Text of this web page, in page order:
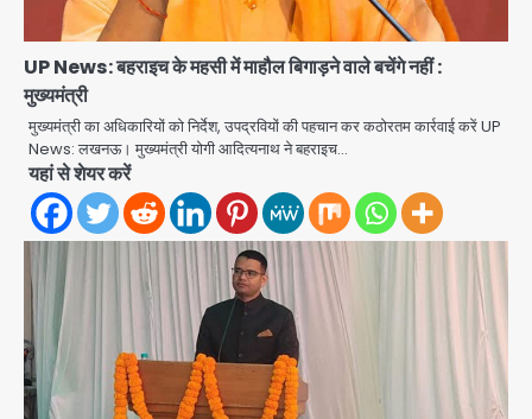
UP News: बहराइच के महसी में माहौल बिगाड़ने वाले बचेंगे नहीं :
मुख्यमंत्री
मुख्यमंत्री का अधिकारियों को निर्देश, उपद्रवियों की पहचान कर कठोरतम कार्रवाई करें UP
News: लखनऊ। मुख्यमंत्री योगी आदित्यनाथ ने बहराइच…
यहां से शेयर करें